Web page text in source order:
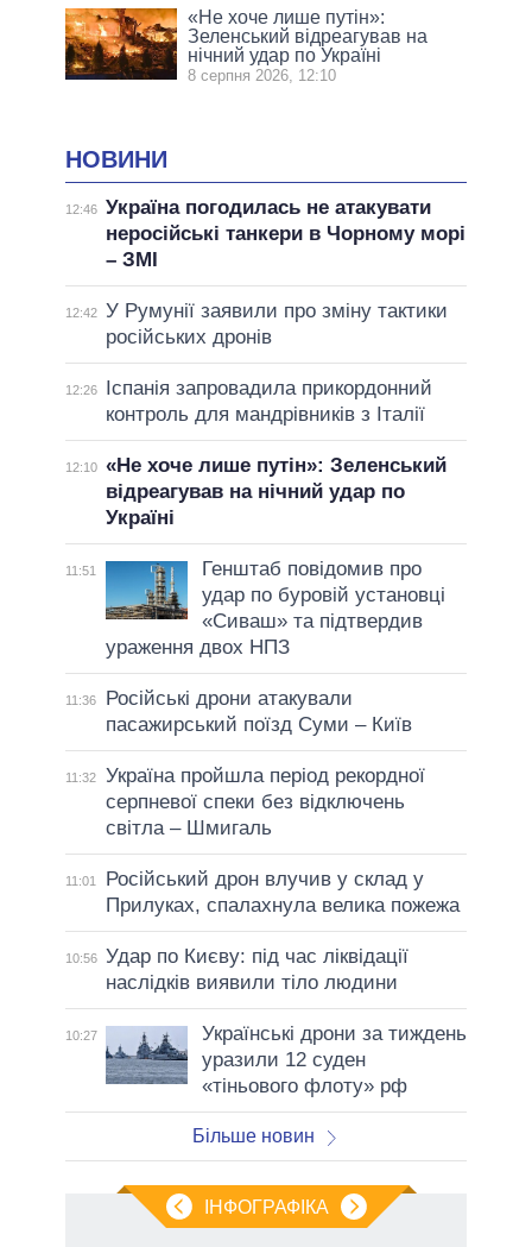
«Не хоче лише путін»:
Зеленський відреагував на
нічний удар по Україні
8 серпня 2026, 12:10
НОВИНИ
12:46 Україна погодилась не атакувати
неросійські танкери в Чорному морі
– ЗМІ
12:42 У Румунії заявили про зміну тактики
російських дронів
12:26
Іспанія запровадила прикордонний
контроль для мандрівників з Італії
12:10 «Не хоче лише путін»: Зеленський
відреагував на нічний удар по
Україні
11:51
Генштаб повідомив про
удар по буровій установці
«Сиваш» та підтвердив
ураження двох НПЗ
11:36
Російські дрони атакували
пасажирський поїзд Суми – Київ
11:32
Україна пройшла період рекордної
серпневої спеки без відключень
світла – Шмигаль
11:01
Російський дрон влучив у склад у
Прилуках, спалахнула велика пожежа
10:56 Удар по Києву: під час ліквідації
наслідків виявили тіло людини
10:27
Українські дрони за тиждень
уразили 12 суден
«тіньового флоту» рф
Більше новин
ІНФОГРАФІКА